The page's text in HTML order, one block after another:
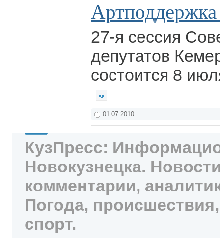
27-я сессия
депутатов
состоится 8
01.07.2010
КузПресс:
Новокузнецка.
комментарии,
Погода,
спорт.